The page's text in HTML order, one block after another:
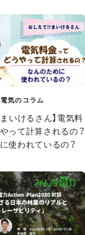
気のコラム
いけるさん】電気料
って計算されるの？
使われているの？